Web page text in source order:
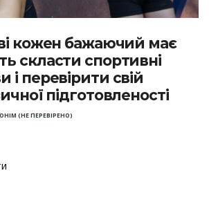
кожен бажаючий має
скласти спортивні
і перевірити свій
підготовленості
(НЕ ПЕРЕВІРЕНО)